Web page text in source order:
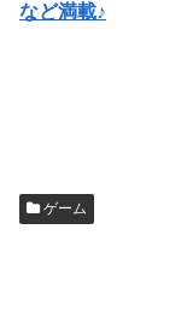
など満載♪
ゲーム